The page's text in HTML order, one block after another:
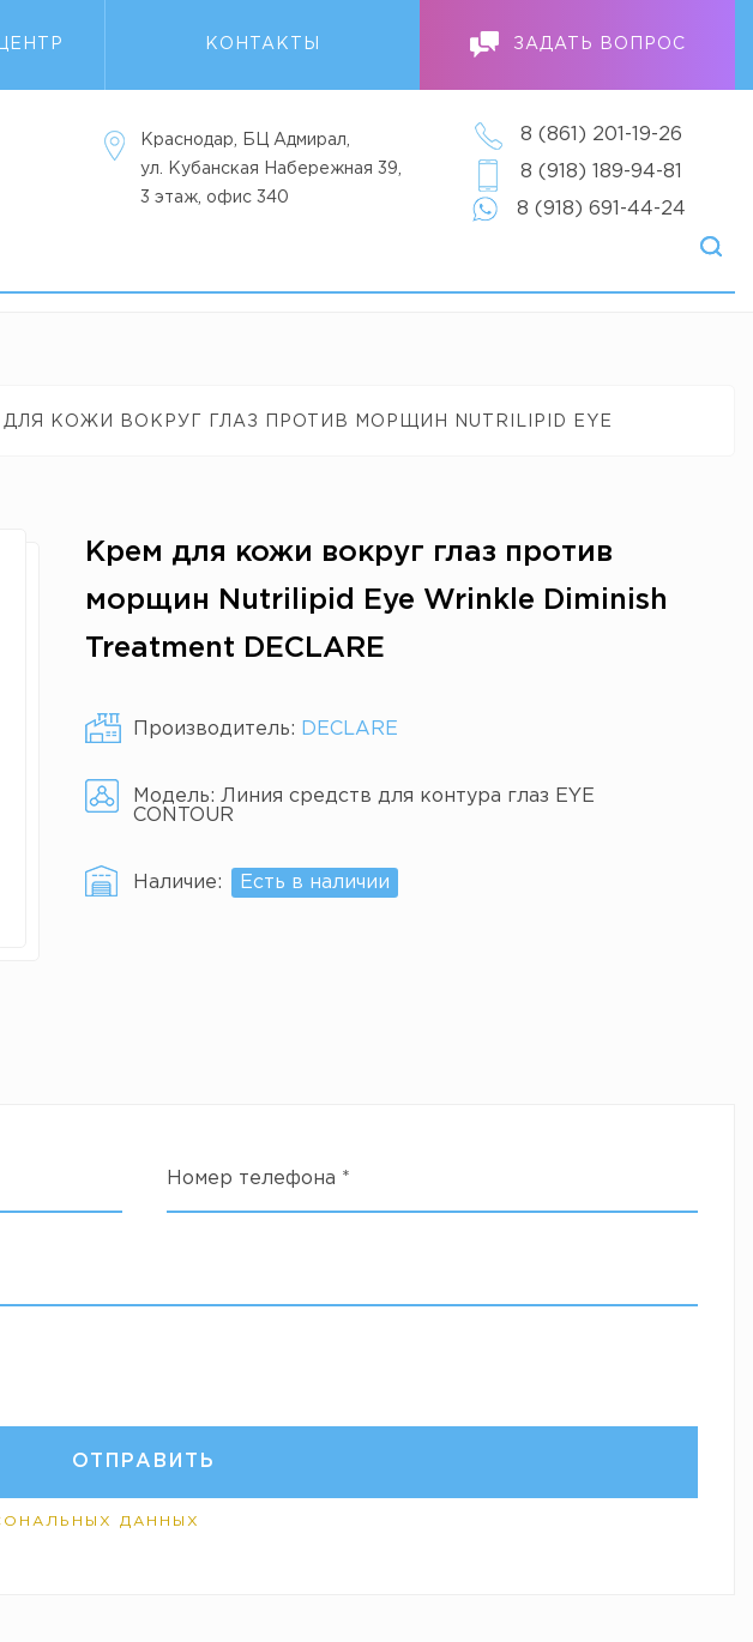
КОНТАКТЫ ЗАДАТЬ ВОПРОС
Краснодар, БЦ Адмирал,
ул. Кубанская Набережная 39,
3 этаж, офис 340
8 (861) 201-19-26
8 (918) 189-94-81
8 (918) 691-44-24
ДЛЯ КОЖИ ВОКРУГ ГЛАЗ ПРОТИВ МОРЩИН NUTRILIPID EYE
Крем для кожи вокруг глаз против
морщин Nutrilipid Eye Wrinkle Diminish
Treatment DECLARE
Производитель: DECLARE
Модель: Линия средств для контура глаз EYE
CONTOUR
Наличие: Есть в наличии
Номер телефона *
ДАННЫХ